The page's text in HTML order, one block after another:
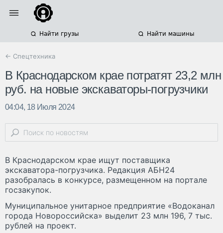
Найти грузы Найти машины
← Спецтехника
В Краснодарском крае потратят 23,2 млн
руб. на новые экскаваторы-погрузчики
04:04, 18 Июля 2024
В Краснодарском крае ищут поставщика
экскаватора-погрузчика. Редакция АБН24
разобралась в конкурсе, размещенном на портале
госзакупок.
Муниципальное унитарное предприятие «Водоканал
города Новороссийска» выделит 23 млн 196, 7 тыс.
рублей на проект.